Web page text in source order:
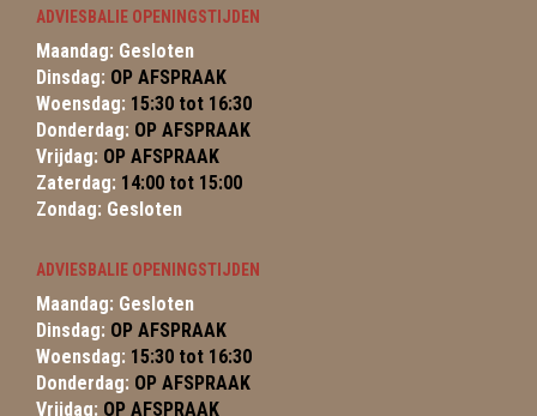
ADVIESBALIE OPENINGSTIJDEN
Maandag: Gesloten
Dinsdag: OP AFSPRAAK
Woensdag: 15:30 tot 16:30
Donderdag: OP AFSPRAAK
Vrijdag: OP AFSPRAAK
Zaterdag: 14:00 tot 15:00
Zondag: Gesloten
ADVIESBALIE OPENINGSTIJDEN
Maandag: Gesloten
Dinsdag: OP AFSPRAAK
Woensdag: 15:30 tot 16:30
Donderdag: OP AFSPRAAK
Vrijdag: OP AFSPRAAK